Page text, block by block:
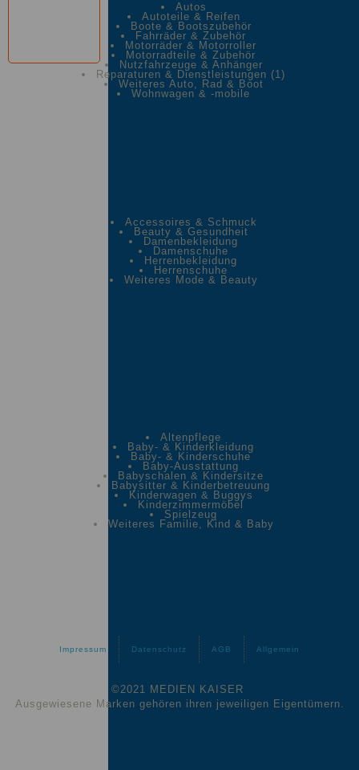
Autos
Autoteile & Reifen
Boote & Bootszubehör
Fahrräder & Zubehör
Motorräder & Motorroller
Motorradteile & Zubehör
Nutzfahrzeuge & Anhänger
Reparaturen & Dienstleistungen (1)
Weiteres Auto, Rad & Boot
Wohnwagen & -mobile
Accessoires & Schmuck
Beauty & Gesundheit
Damenbekleidung
Damenschuhe
Herrenbekleidung
Herrenschuhe
Weiteres Mode & Beauty
Altenpflege
Baby- & Kinderkleidung
Baby- & Kinderschuhe
Baby-Ausstattung
Babyschalen & Kindersitze
Babysitter & Kinderbetreuung
Kinderwagen & Buggys
Kinderzimmermöbel
Spielzeug
Weiteres Familie, Kind & Baby
Impressum Datenschutz AGB Allgemein
©2021 MEDIEN KAISER
Ausgewiesene Marken gehören ihren jeweiligen Eigentümern.